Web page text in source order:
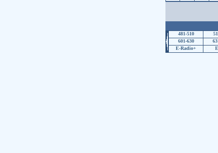
481-510
601-630
E-Radio+